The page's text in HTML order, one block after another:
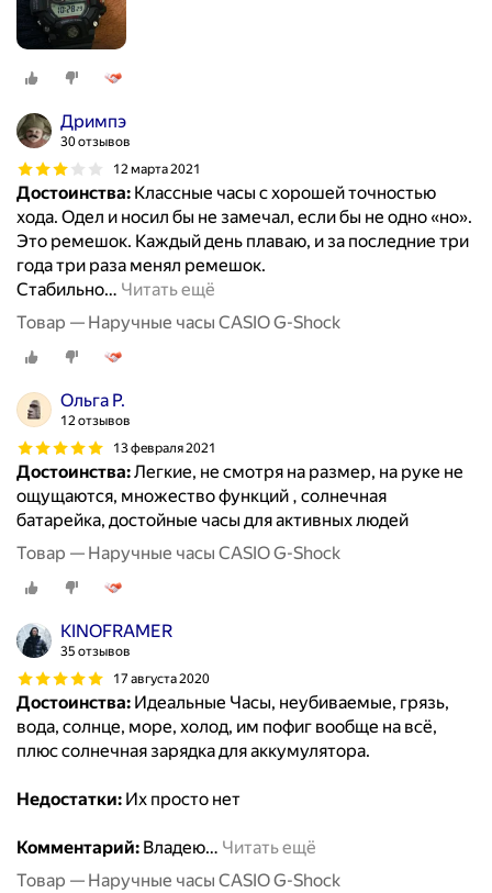
Дримпэ
30 отзывов
12 марта 2021
Достоинства: Классные часы с хорошей точностью
хода. Одел и носил бы не замечал, если бы не одно «но».
Это ремешок. Каждый день плаваю, и за последние три
года три раза менял ремешок.
Стабильно… Читать ещё
Товар — Наручные часы CASIO G-Shock
Ольга Р.
12 отзывов
13 февраля 2021
Достоинства:Легкие, не смотря на размер, на руке не
ощущаются, множество функций , солнечная
батарейка, достойные часы для активных людей
Товар — Наручные часы CASIO G-Shock
KINOFRAMER
35 отзывов
17 августа 2020
Достоинства: Идеальные Часы, неубиваемые, грязь,
вода, солнце, море, холод, им пофиг вообще на всё,
плюс солнечная зарядка для аккумулятора.
Недостатки: Их просто нет
Комментарий: Владею… Читать ещё
Товар — Наручные часы CASIO G-Shock